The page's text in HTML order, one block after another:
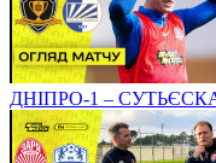
ДНІПРО-1 – СУТЬЄСКА.